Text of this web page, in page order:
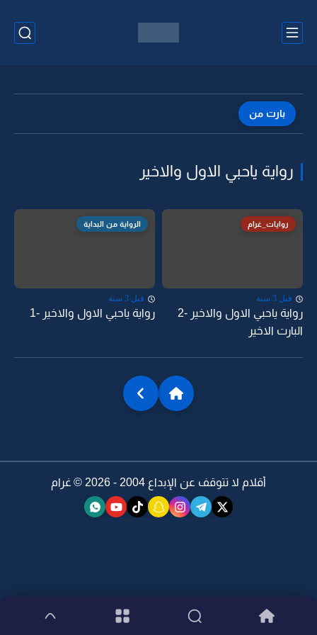
بارت من
رواية ياحبي الاول والاخير
روايات_غرام
قبل 3 سنة
رواية ياحبي الاول والاخير -2
البارت الاخير
الرواية من البداية
قبل 3 سنة
رواية ياحبي الاول والاخير -1
أقلام لا تتوقف عن الإبداع 2004 - 2026 © غرام